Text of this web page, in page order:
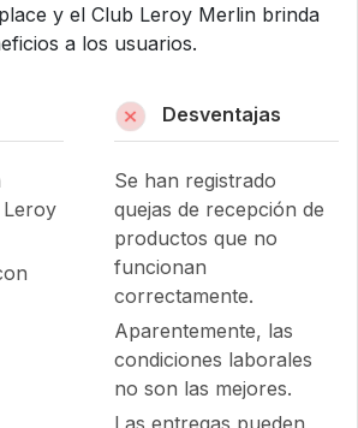
y el Club Leroy Merlin brinda
a los usuarios.
Leroy
Desventajas
Se han registrado
quejas de recepción de
productos que no
funcionan
correctamente.
Aparentemente, las
condiciones laborales
no son las mejores.